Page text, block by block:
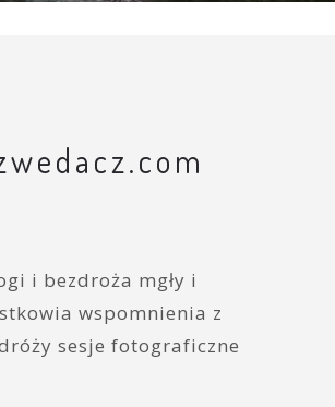
i bezdroża mgły i
wspomnienia z
sesje fotograficzne